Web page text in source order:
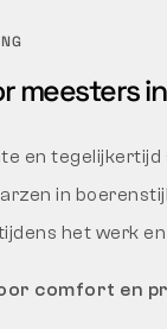
meesters
en tegelijkertijd
in
het werk
comfort en